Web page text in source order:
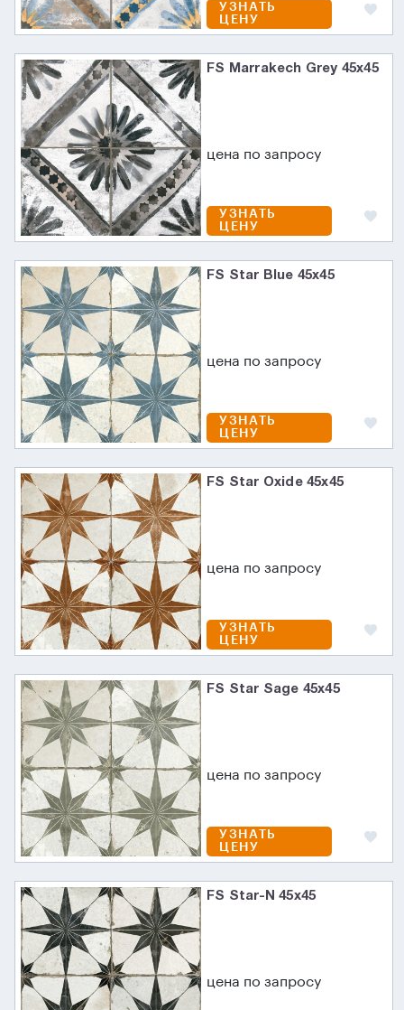
УЗНАТЬ
ЦЕНУ
FS Marrakech Grey 45x45
цена по запросу
УЗНАТЬ
ЦЕНУ
FS Star Blue 45x45
цена по запросу
УЗНАТЬ
ЦЕНУ
FS Star Oxide 45x45
цена по запросу
УЗНАТЬ
ЦЕНУ
FS Star Sage 45x45
цена по запросу
УЗНАТЬ
ЦЕНУ
FS Star-N 45x45
цена по запросу